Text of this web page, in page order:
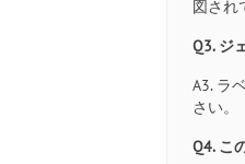
図され
Q3. ジ
A3. ラ
さい。
Q4. こ